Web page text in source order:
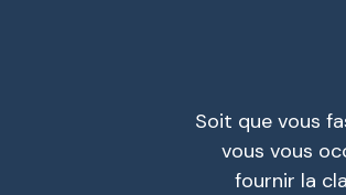
Soit que vous
vous vous
fournir la